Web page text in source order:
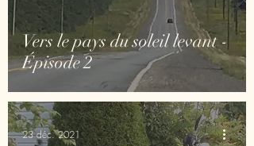
Vers le pays du soleil levant -
Épisode 2
23 déc. 2021